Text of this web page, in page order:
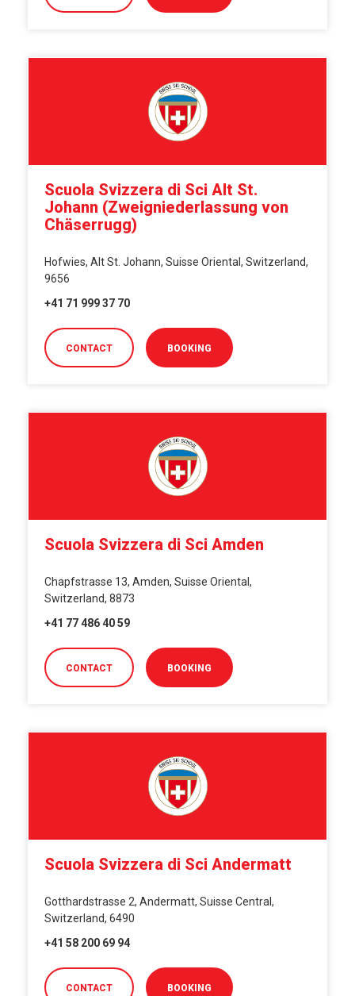
Scuola Svizzera di Sci Alt St.
Johann (Zweigniederlassung von
Chäserrugg)
Hofwies, Alt St. Johann, Suisse Oriental, Switzerland,
9656
+41 71 999 37 70
CONTACT BOOKING
Scuola Svizzera di Sci Amden
Chapfstrasse 13, Amden, Suisse Oriental,
Switzerland, 8873
+41 77 486 40 59
CONTACT BOOKING
Scuola Svizzera di Sci Andermatt
Gotthardstrasse 2, Andermatt, Suisse Central,
Switzerland, 6490
+41 58 200 69 94
CONTACT BOOKING